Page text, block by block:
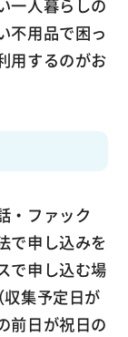
一人暮らしの
不用品で困っ
用するのがお
・ファック
で申し込みを
で申し込む場
集予定日が
前日が祝日の